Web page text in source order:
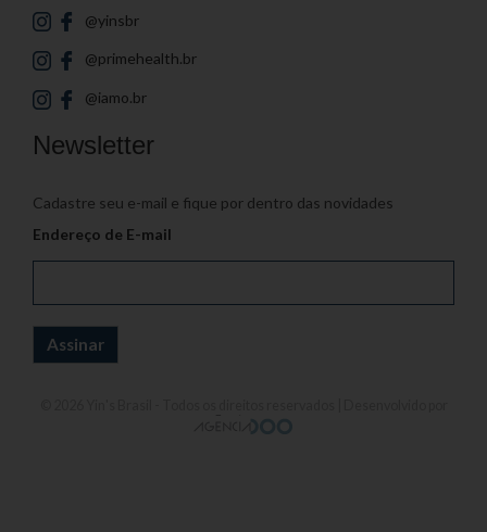
@yinsbr
@primehealth.br
@iamo.br
Newsletter
Cadastre seu e-mail e fique por dentro das novidades
Endereço de E-mail